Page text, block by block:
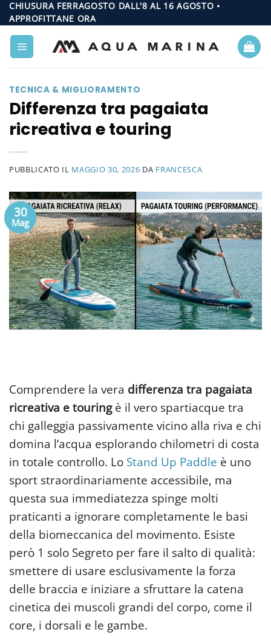
Salta
ai
contenuti
CHIUSURA FERRAGOSTO DALL'8 AL 16 AGOSTO •
APPROFITTANE ORA
TECNICA & MIGLIORAMENTO
Differenza tra pagaiata
ricreativa e touring
PUBBLICATO IL MAGGIO 30, 2026 DA FRANCESCA
30
Mag
Comprendere la vera differenza tra pagaiata
ricreativa e touringè il vero spartiacque tra
chi galleggia passivamente vicino alla riva e chi
domina l’acqua esplorando chilometri di costa
in totale controllo. Lo Stand Up Paddle è uno
sport straordinariamente accessibile, ma
questa sua immediatezza spinge molti
praticanti a ignorare completamente le basi
della biomeccanica del movimento. Esiste
però 1 solo Segreto per fare il salto di qualità:
smettere di usare esclusivamente la forza
delle braccia e iniziare a sfruttare la catena
cinetica dei muscoli grandi del corpo, come il
core, i dorsali e le gambe.